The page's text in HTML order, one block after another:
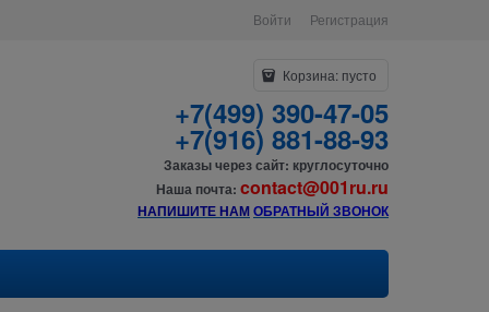
Войти Регистрация
Корзина: пусто
+7(499) 390-47-05
+7(916) 881-88-93
Заказы через сайт: круглосуточно
Наша почта: contact@001ru.ru
НАПИШИТЕ НАМОБРАТНЫЙ ЗВОНОК